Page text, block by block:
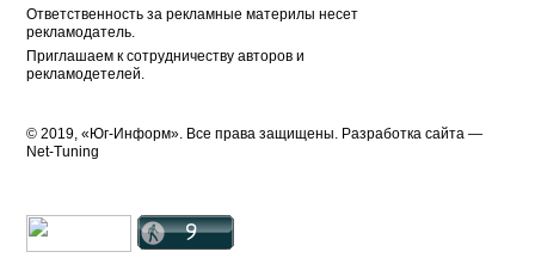
Ответственность за рекламные материлы несет
рекламодатель.
Приглашаем к сотрудничеству авторов и
рекламодетелей.
© 2019, «Юг-Информ». Все права защищены. Разработка cайта —
Net-Tuning